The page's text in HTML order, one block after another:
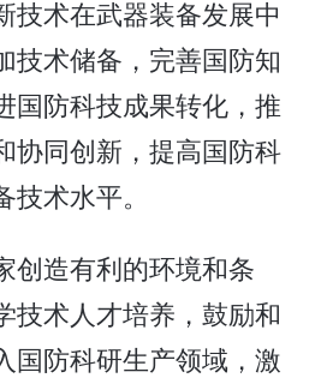
技术在武器装备发展中
技术储备，完善国防知
国防科技成果转化，推
协同创新，提高国防科
术水平。
造有利的环境和条
技术人才培养，鼓励和
国防科研生产领域，激